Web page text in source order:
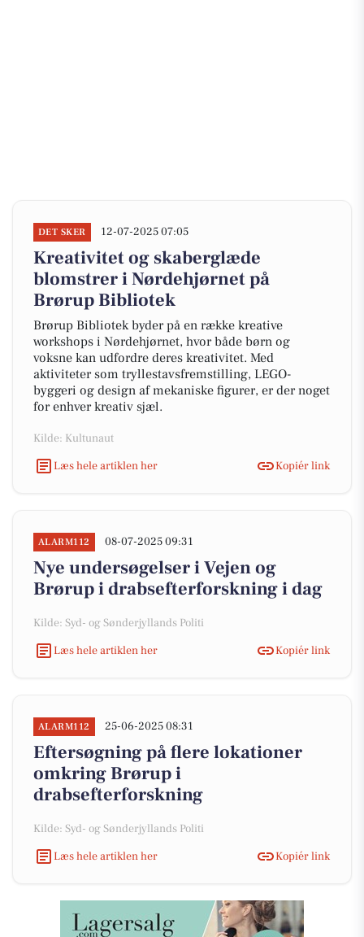
DET SKER 12-07-2025 07:05
Kreativitet og skaberglæde
blomstrer i Nørdehjørnet på
Brørup Bibliotek
Brørup Bibliotek byder på en række kreative
workshops i Nørdehjørnet, hvor både børn og
voksne kan udfordre deres kreativitet. Med
aktiviteter som tryllestavsfremstilling, LEGO-
byggeri og design af mekaniske figurer, er der noget
for enhver kreativ sjæl.
Kilde: Kultunaut
Læs hele artiklen her
Kopiér link
ALARM112 08-07-2025 09:31
Nye undersøgelser i Vejen og
Brørup i drabsefterforskning i dag
Kilde: Syd- og Sønderjyllands Politi
Læs hele artiklen her
Kopiér link
ALARM112 25-06-2025 08:31
Eftersøgning på flere lokationer
omkring Brørup i
drabsefterforskning
Kilde: Syd- og Sønderjyllands Politi
Læs hele artiklen her
Kopiér link